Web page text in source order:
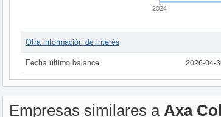
2024
Otra información de interés
Fecha último balance
2026-04-
Empresas similares a Axa